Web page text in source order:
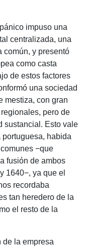
impuso una
centralizada, una
común, y presentó
como casta
de estos factores
una sociedad
mestiza, con gran
pero de
sustancial. Esto vale
habida
−que
fusión de ambos
1640−, ya que el
recordaba
tan heredero de la
el resto de la
de la empresa